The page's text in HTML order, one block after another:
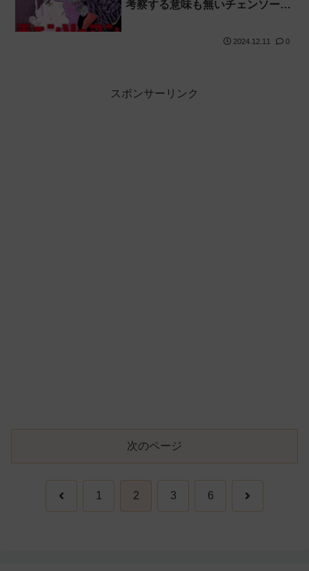
考察する意味も無いチェンソーマ
2024.12.11 0
スポンサーリンク
次のページ
前 1 2 3 6 次